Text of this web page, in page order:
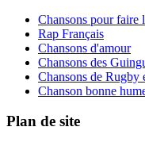
Chansons pour faire
Rap Français
Chansons d'amour
Chansons des
Chansons de Rugby
Chanson bonne
Plan de site